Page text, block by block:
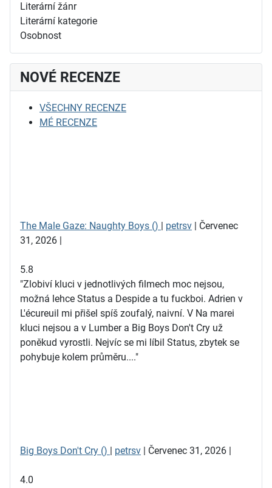
Literární žánr
Literární kategorie
Osobnost
NOVÉ RECENZE
VŠECHNY RECENZE
MÉ RECENZE
The Male Gaze: Naughty Boys () | petrsv | Červenec
31, 2026 |
5.8
"Zlobiví kluci v jednotlivých filmech moc nejsou,
možná lehce Status a Despide a tu fuckboi. Adrien v
L'écureuil mi přišel spíš zoufalý, naivní. V Na marei
kluci nejsou a v Lumber a Big Boys Don't Cry už
poněkud vyrostli. Nejvíc se mi líbil Status, zbytek se
pohybuje kolem průměru...."
Big Boys Don't Cry () | petrsv | Červenec 31, 2026 |
4.0